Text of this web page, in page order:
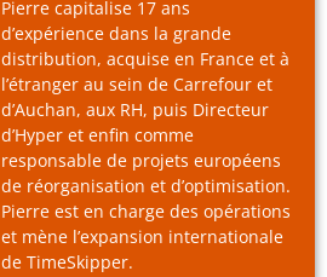
Pierre capitalise 17 ans
d’expérience dans la grande
distribution, acquise en France et à
l’étranger au sein de Carrefour et
d’Auchan, aux RH, puis Directeur
d’Hyper et enfin comme
responsable de projets européens
de réorganisation et d’optimisation.
Pierre est en charge des opérations
et mène l’expansion internationale
de TimeSkipper.